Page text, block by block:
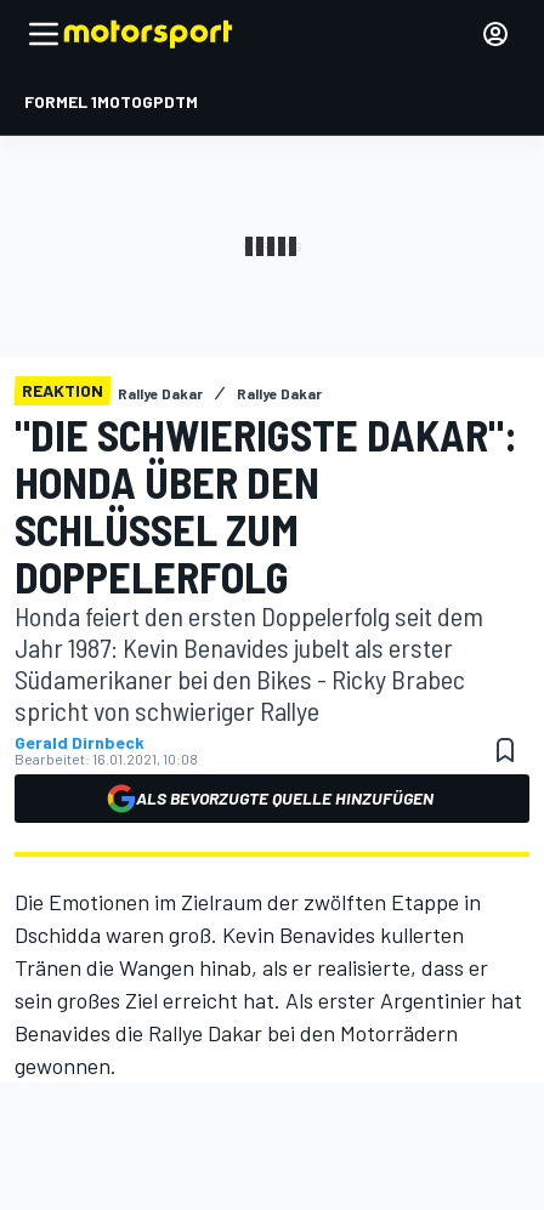
FORMEL 1MOTOGPDTM
REAKTION Rallye Dakar Rallye Dakar
"DIE SCHWIERIGSTE DAKAR":
HONDA ÜBER DEN
SCHLÜSSEL ZUM
DOPPELERFOLG
Honda feiert den ersten Doppelerfolg seit dem
Jahr 1987: Kevin Benavides jubelt als erster
Südamerikaner bei den Bikes - Ricky Brabec
spricht von schwieriger Rallye
Gerald Dirnbeck
Bearbeitet: 16.01.2021, 10:08
ALS BEVORZUGTE QUELLE HINZUFÜGEN
Die Emotionen im Zielraum der zwölften Etappe in
Dschidda waren groß. Kevin Benavides kullerten
Tränen die Wangen hinab, als er realisierte, dass er
sein großes Ziel erreicht hat. Als erster Argentinier hat
Benavides die Rallye Dakar bei den Motorrädern
gewonnen.